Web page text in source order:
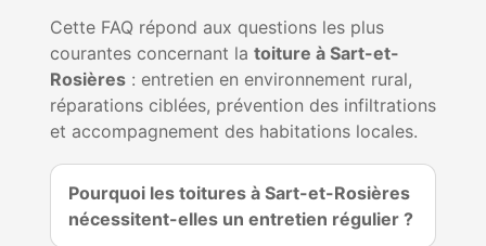
Cette FAQ répond aux questions les plus
courantes concernant la toiture à Sart-et-
Rosières : entretien en environnement rural,
réparations ciblées, prévention des infiltrations
et accompagnement des habitations locales.
Pourquoi les toitures à Sart-et-Rosières
nécessitent-elles un entretien régulier ?